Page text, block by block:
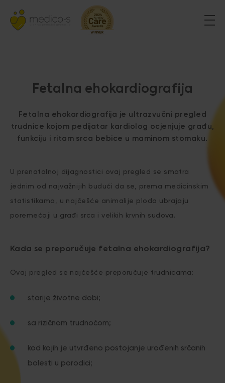
Fetalna ehokardiografija
Fetalna ehokardiografija je ultrazvučni pregled
trudnice kojom pedijatar kardiolog ocjenjuje građu,
funkciju i ritam srca bebice u maminom stomaku.
U prenatalnoj dijagnostici ovaj pregled se smatra
jednim od najvažnijih budući da se, prema medicinskim
statistikama, u najčešće animalije ploda ubrajaju
poremećaji u građi srca i velikih krvnih sudova.
Kada se preporučuje fetalna ehokardiografija?
Ovaj pregled se najčešće preporučuje trudnicama:
starije životne dobi;
sa rizičnom trudnoćom;
kod kojih je utvrđeno postojanje urođenih srčanih
bolesti u porodici;